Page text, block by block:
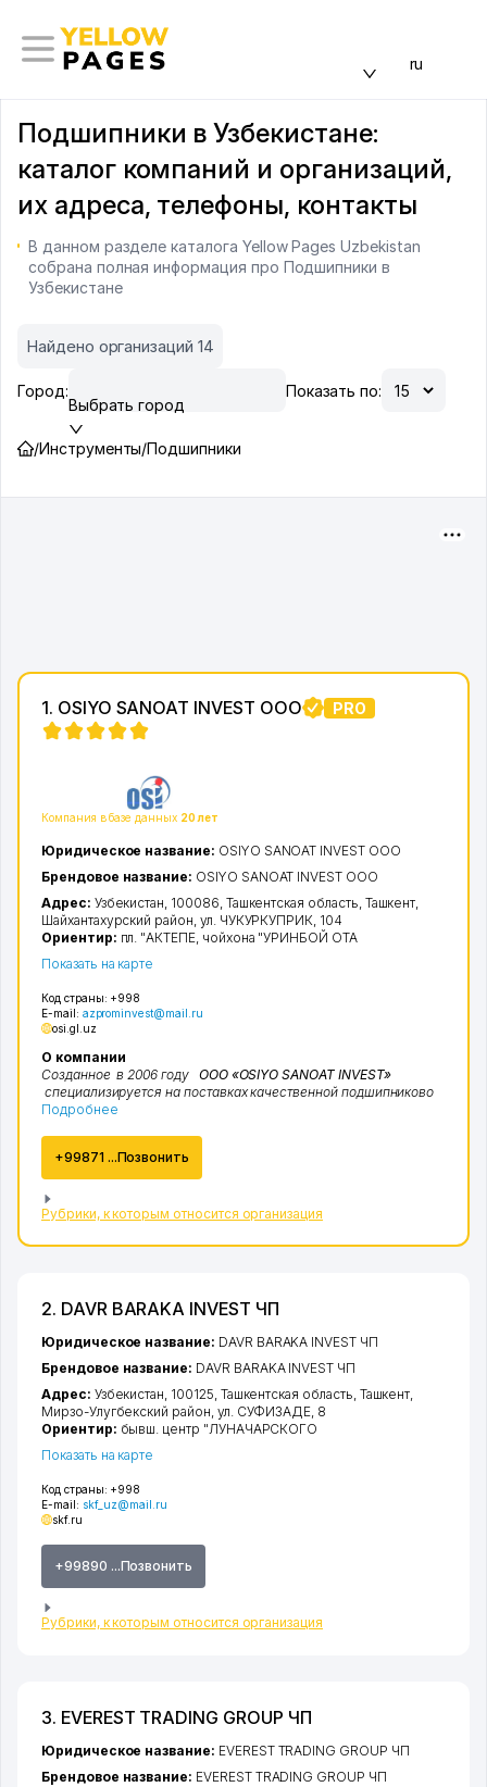
ru
Подшипники в Узбекистане:
каталог компаний и организаций,
их адреса, телефоны, контакты
В данном разделе каталога Yellow Pages Uzbekistan
собрана полная информация про Подшипники в
Узбекистане
Найдено организаций 14
Город:
Выбрать город
Показать по:
/Инструменты/Подшипники
1. OSIYO SANOAT INVEST ООО PRO
Компания в базе данных 20 лет
Код страны: +998
E-mail: azprominvest@mail.ru
osi.gl.uz
О компании
Созданное в 2006 году ООО «OSIYO SANOAT INVEST»
специализируется на поставках качественной подшипниково
Подробнее
+99871 ...Позвонить
Рубрики, к которым относится организация
Юридическое название: OSIYO SANOAT INVEST ООО
Брендовое название: OSIYO SANOAT INVEST ООО
Адрес: Узбекистан, 100086, Ташкентская область, Ташкент,
Шайхантахурский район, ул. ЧУКУРКУПРИК, 104
Ориентир: пл. "АКТЕПЕ, чойхона "УРИНБОЙ ОТА
Показать на карте
2. DAVR BARAKA INVEST ЧП
Код страны: +998
E-mail: skf_uz@mail.ru
skf.ru
+99890 ...Позвонить
Рубрики, к которым относится организация
Юридическое название: DAVR BARAKA INVEST ЧП
Брендовое название: DAVR BARAKA INVEST ЧП
Адрес: Узбекистан, 100125, Ташкентская область, Ташкент,
Мирзо-Улугбекский район, ул. СУФИЗАДЕ, 8
Ориентир: бывш. центр "ЛУНАЧАРСКОГО
Показать на карте
3. EVEREST TRADING GROUP ЧП
Юридическое название: EVEREST TRADING GROUP ЧП
Брендовое название: EVEREST TRADING GROUP ЧП